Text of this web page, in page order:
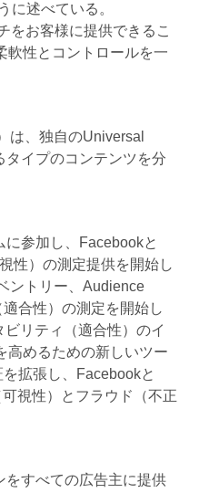
に述べている。
をお客様に提供できるこ
軟性とコントロールを一
は、独自のUniversal
イプのコンテンツを分
参加し、Facebookと
性）の測定提供を開始し
ントリー、Audience
合性）の測定を開始し
リティ（適合性）のイ
高めるための新しいツー
拡張し、Facebookと
視性）とフラウド（不正
をすべての広告主に提供